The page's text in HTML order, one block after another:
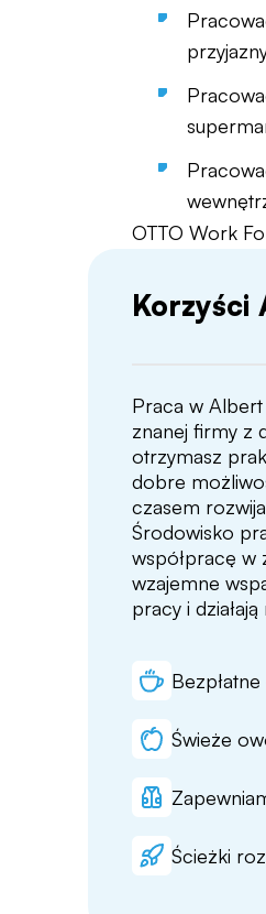
OTTO Work
Korzyści
Praca w
znanej firmy z
otrzymasz
dobre
czasem
Środowisko
współpracę w
wzajemne
pracy i
Świeże
Ścieżki